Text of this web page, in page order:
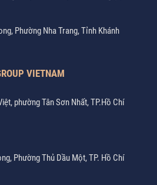
Phường Nha Trang, Tỉnh Khánh
VIETNAM
phường Tân Sơn Nhất, TP.Hồ Chí
Phường Thủ Dầu Một, TP. Hồ Chí